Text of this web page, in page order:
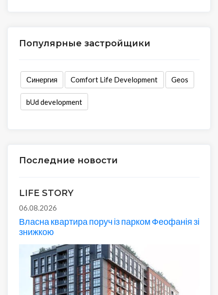
Популярные застройщики
Синергия Comfort Life Development Geos
bUd development
Последние новости
LIFE STORY
06.08.2026
Власна квартира поруч із парком Феофанія зі
знижкою